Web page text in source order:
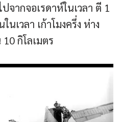
ากจอเรดาห์ในเวลา ตี 1
เวลา เก้าโมงครึ่ง ห่าง
กิโลเมตร